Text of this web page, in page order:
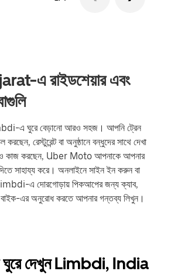
এ রাইডশেয়ার এবং
এ ঘুরে বেড়ানো আরও সহজ। আপনি ট্রেন
করছেন, রেস্টুরেন্ট বা অনুষ্ঠানে বন্ধুদের সাথে দেখা
কাজ করছেন, Uber Moto আপনাকে আপনার
সাহায্য করে। অনলাইনে সাইন ইন করুন বা
এ দোরগোড়ায় পিকআপের জন্য ক্যাব,
এর অনুরোধ করতে আপনার গন্তব্য লিখুন।
ঘুরে দেখুন Limbdi, India